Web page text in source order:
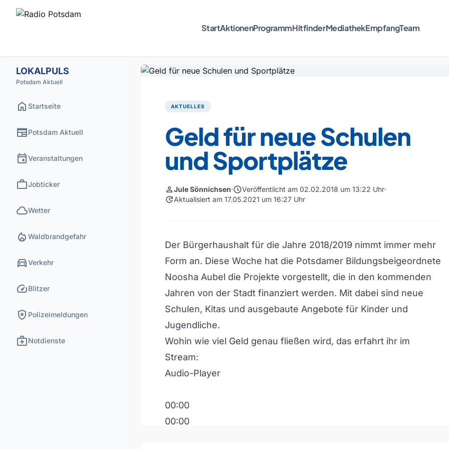
StartAktionenProgrammHitfinderMediathekEmpfangTeam
LOKALPULS
Potsdam Aktuell
home Startseite
newspaperPotsdam Aktuell
eventVeranstaltungen
workJobticker
cloudWetter
local_fire_department Waldbrandgefahr
directions_carVerkehr
speedBlitzer
local_police Polizeimeldungen
medical_servicesNotdienste
AKTUELLES
Geld für neue Schulen
und Sportplätze
personJule Sönnichsen scheduleVeröffentlicht am 02.02.2018 um 13:22 Uhr
updateAktualisiert am 17.05.2021 um 16:27 Uhr
Der Bürgerhaushalt für die Jahre 2018/2019 nimmt immer mehr
Form an. Diese Woche hat die Potsdamer Bildungsbeigeordnete
Noosha Aubel die Projekte vorgestellt, die in den kommenden
Jahren von der Stadt finanziert werden. Mit dabei sind neue
Schulen, Kitas und ausgebaute Angebote für Kinder und
Jugendliche.
Wohin wie viel Geld genau fließen wird, das erfahrt ihr im
Stream:
Audio-Player
00:00
00:00